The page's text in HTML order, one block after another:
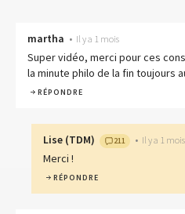
martha • Il y a 1 mois
Super vidéo, merci pour ces
la minute philo de la fin toujours
RÉPONDRE
Lise (TDM) 211 • Il y a 1 mois
Merci !
RÉPONDRE